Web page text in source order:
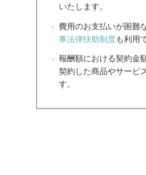
いたします。
費用のお支払いが困難
事法律扶助制度も利用
報酬額における契約金
契約した商品やサービ
す。